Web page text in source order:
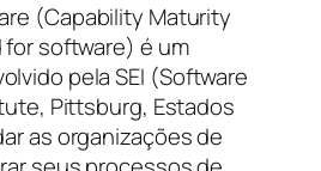
(Capability Maturity
software) é um
pela SEI (Software
Pittsburg, Estados
as organizações de